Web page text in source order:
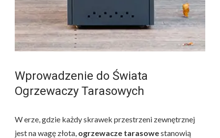
Wprowadzenie do Świata
Ogrzewaczy Tarasowych
W erze, gdzie każdy skrawek przestrzeni zewnętrznej
jest na wagę złota, ogrzewacze tarasowestanowią